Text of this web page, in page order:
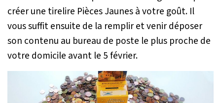
créer une tirelire Pièces Jaunes à votre goût. Il
vous suffit ensuite de la remplir et venir déposer
son contenu au bureau de poste le plus proche de
votre domicile avant le 5 février.